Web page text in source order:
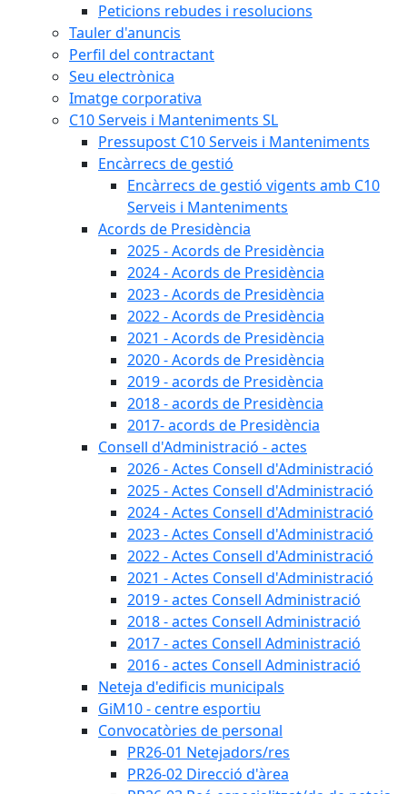
Peticions rebudes i resolucions
Tauler d'anuncis
Perfil del contractant
Seu electrònica
Imatge corporativa
C10 Serveis i Manteniments SL
Pressupost C10 Serveis i Manteniments
Encàrrecs de gestió
Encàrrecs de gestió vigents amb C10
Serveis i Manteniments
Acords de Presidència
2025 - Acords de Presidència
2024 - Acords de Presidència
2023 - Acords de Presidència
2022 - Acords de Presidència
2021 - Acords de Presidència
2020 - Acords de Presidència
2019 - acords de Presidència
2018 - acords de Presidència
2017- acords de Presidència
Consell d'Administració - actes
2026 - Actes Consell d'Administració
2025 - Actes Consell d'Administració
2024 - Actes Consell d'Administració
2023 - Actes Consell d'Administració
2022 - Actes Consell d'Administració
2021 - Actes Consell d'Administració
2019 - actes Consell Administració
2018 - actes Consell Administració
2017 - actes Consell Administració
2016 - actes Consell Administració
Neteja d'edificis municipals
GiM10 - centre esportiu
Convocatòries de personal
PR26-01 Netejadors/res
PR26-02 Direcció d'àrea